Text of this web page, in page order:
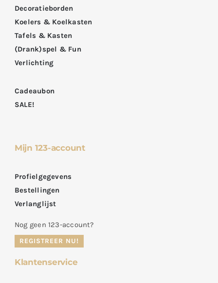
Decoratieborden
Koelers & Koelkasten
Tafels & Kasten
(Drank)spel & Fun
Verlichting
Cadeaubon
SALE!
Mijn 123-account
Profielgegevens
Bestellingen
Verlanglijst
Nog geen 123-account?
REGISTREER NU!
Klantenservice